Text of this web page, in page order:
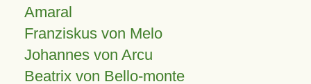
Amaral
Franziskus von Melo
Johannes von Arcu
Beatrix von Bello-monte